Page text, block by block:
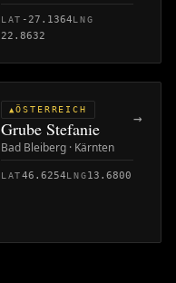
LAT -27.1364LNG
22.8632
▲ ÖSTERREICH
Grube Stefanie
Bad Bleiberg · Kärnten
LAT46.6254LNG13.6800
→